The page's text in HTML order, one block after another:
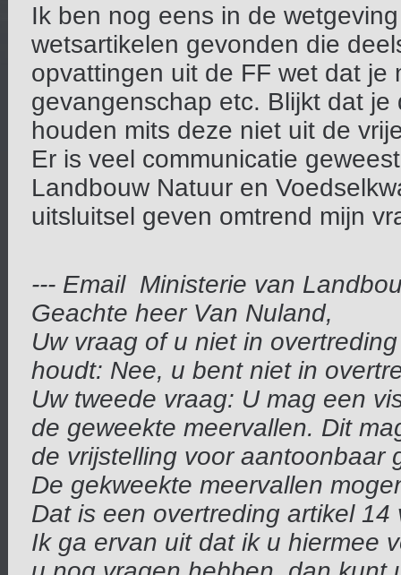
Ik ben nog eens in de
wetsartikelen gevonden die
opvattingen uit de FF wet dat je
gevangenschap etc. Blijkt dat
houden mits deze niet uit de
Er is veel communicatie
Landbouw Natuur en
uitsluitsel geven omtrend mijn
--- Email Ministerie van
Geachte heer Van Nuland,
Uw vraag of u niet in
houdt: Nee, u bent niet in
Uw tweede vraag: U mag een
de geweekte meervallen. Dit
de vrijstelling voor aantoonbaar
De gekweekte meervallen
Dat is een overtreding artikel 14
Ik ga ervan uit dat ik u hiermee